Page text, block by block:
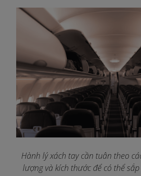
Hành lý xách tay cần tuân theo
lượng và kích thước để có thể